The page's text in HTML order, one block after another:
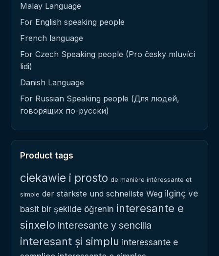
Malay Language
For English speaking people
French language
For Czech Speaking people (Pro česky mluvící
lidi)
Danish Language
For Russian Speaking people (Для людей,
говорящих по-русски)
Product tags
ciekawie i prosto de manière intéressante et
simple der stärkste und schnellste Weg ilginç ve
basit bir şekilde öğrenin interesante e
sinxelo interesante y sencilla
interesant și simplu interessante e